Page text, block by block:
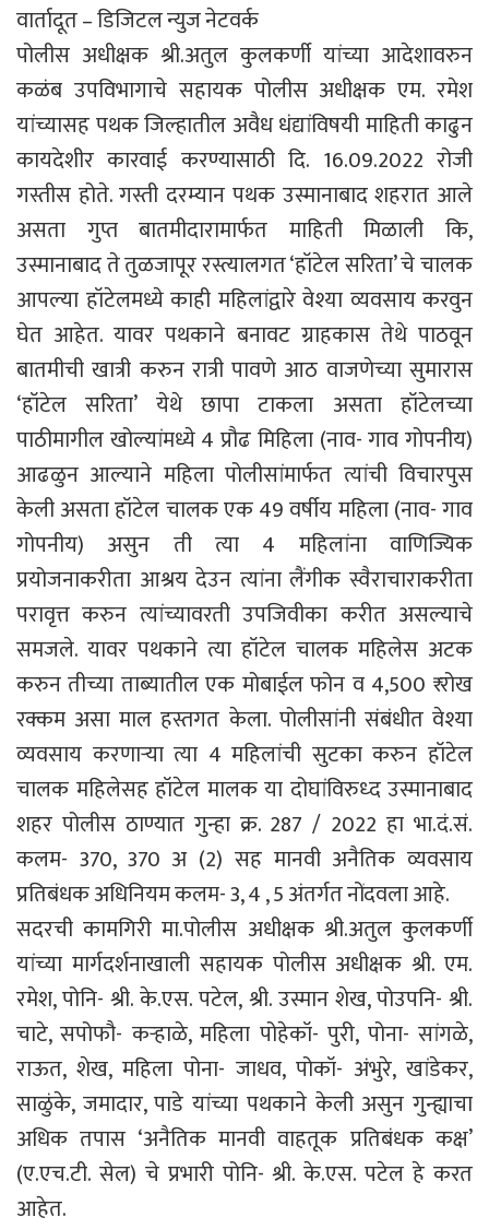
वार्तादूत – डिजिटल न्युज नेटवर्क
पोलीस अधीक्षक श्री.अतुल कुलकर्णी यांच्या आदेशावरुन
कळंब उपविभागाचे सहायक पोलीस अधीक्षक एम. रमेश
यांच्यासह पथक जिल्हातील अवैध धंद्यांविषयी माहिती काढुन
कायदेशीर कारवाई करण्यासाठी दि. 16.09.2022 रोजी
गस्तीस होते. गस्ती दरम्यान पथक उस्मानाबाद शहरात आले
असता गुप्त बातमीदारामार्फत माहिती मिळाली कि,
उस्मानाबाद ते तुळजापूर रस्त्यालगत ‘हॉटेल सरिता’ चे चालक
आपल्या हॉटेलमध्ये काही महिलांद्वारे वेश्या व्यवसाय करवुन
घेत आहेत. यावर पथकाने बनावट ग्राहकास तेथे पाठवून
बातमीची खात्री करुन रात्री पावणे आठ वाजणेच्या सुमारास
‘हॉटेल सरिता’ येथे छापा टाकला असता हॉटेलच्या
पाठीमागील खोल्यांमध्ये 4 प्रौढ मिहिला (नाव- गाव गोपनीय)
आढळुन आल्याने महिला पोलीसांमार्फत त्यांची विचारपुस
केली असता हॉटेल चालक एक 49 वर्षीय महिला (नाव- गाव
गोपनीय) असुन ती त्या 4 महिलांना वाणिज्यिक
प्रयोजनाकरीता आश्रय देउन त्यांना लैंगीक स्वैराचाराकरीता
परावृत्त करुन त्यांच्यावरती उपजिवीका करीत असल्याचे
समजले. यावर पथकाने त्या हॉटेल चालक महिलेस अटक
करुन तीच्या ताब्यातील एक मोबाईल फोन व 4,500 ₹ रोख
रक्कम असा माल हस्तगत केला. पोलीसांनी संबंधीत वेश्या
व्यवसाय करणाऱ्या त्या 4 महिलांची सुटका करुन हॉटेल
चालक महिलेसह हॉटेल मालक या दोघांविरुध्द उस्मानाबाद
शहर पोलीस ठाण्यात गुन्हा क्र. 287 / 2022 हा भा.दं.सं.
कलम- 370, 370 अ (2) सह मानवी अनैतिक व्यवसाय
प्रतिबंधक अधिनियम कलम- 3, 4 , 5 अंतर्गत नोंदवला आहे.
सदरची कामगिरी मा.पोलीस अधीक्षक श्री.अतुल कुलकर्णी
यांच्या मार्गदर्शनाखाली सहायक पोलीस अधीक्षक श्री. एम.
रमेश, पोनि- श्री. के.एस. पटेल, श्री. उस्मान शेख, पोउपनि- श्री.
चाटे, सपोफौ- कऱ्हाळे, महिला पोहेकॉ- पुरी, पोना- सांगळे,
राऊत, शेख, महिला पोना- जाधव, पोकॉ- अंभुरे, खांडेकर,
साळुंके, जमादार, पाडे यांच्या पथकाने केली असुन गुन्ह्याचा
अधिक तपास ‘अनैतिक मानवी वाहतूक प्रतिबंधक कक्ष’
(ए.एच.टी. सेल) चे प्रभारी पोनि- श्री. के.एस. पटेल हे करत
आहेत.